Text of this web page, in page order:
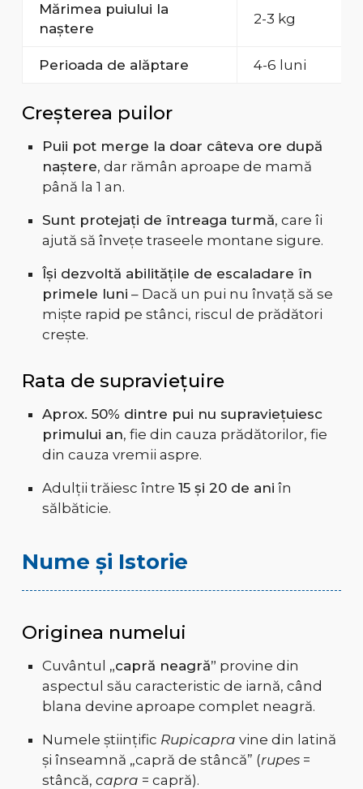
Mărimea puiului la
naștere
2-3 kg
Perioada de alăptare 4-6 luni
Creșterea puilor
Puii pot merge la doar câteva ore după
naștere, dar rămân aproape de mamă
până la 1 an.
Sunt protejați de întreaga turmă, care îi
ajută să învețe traseele montane sigure.
Își dezvoltă abilitățile de escaladare în
primele luni – Dacă un pui nu învață să se
miște rapid pe stânci, riscul de prădători
crește.
Rata de supraviețuire
Aprox. 50% dintre pui nu supraviețuiesc
primului an, fie din cauza prădătorilor, fie
din cauza vremii aspre.
Adulții trăiesc între 15 și 20 de ani în
sălbăticie.
Nume și Istorie
Originea numelui
Cuvântul „capră neagră” provine din
aspectul său caracteristic de iarnă, când
blana devine aproape complet neagră.
Numele științific Rupicapra vine din latină
și înseamnă „capră de stâncă” (rupes=
stâncă, capra = capră).